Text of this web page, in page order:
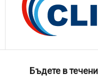
Бъдете в